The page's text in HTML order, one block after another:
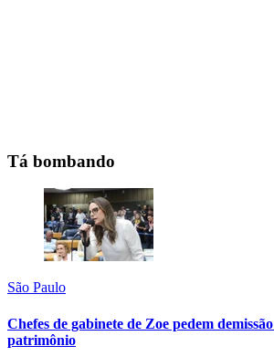
Tá bombando
São Paulo
Chefes de gabinete de Zoe pedem
patrimônio